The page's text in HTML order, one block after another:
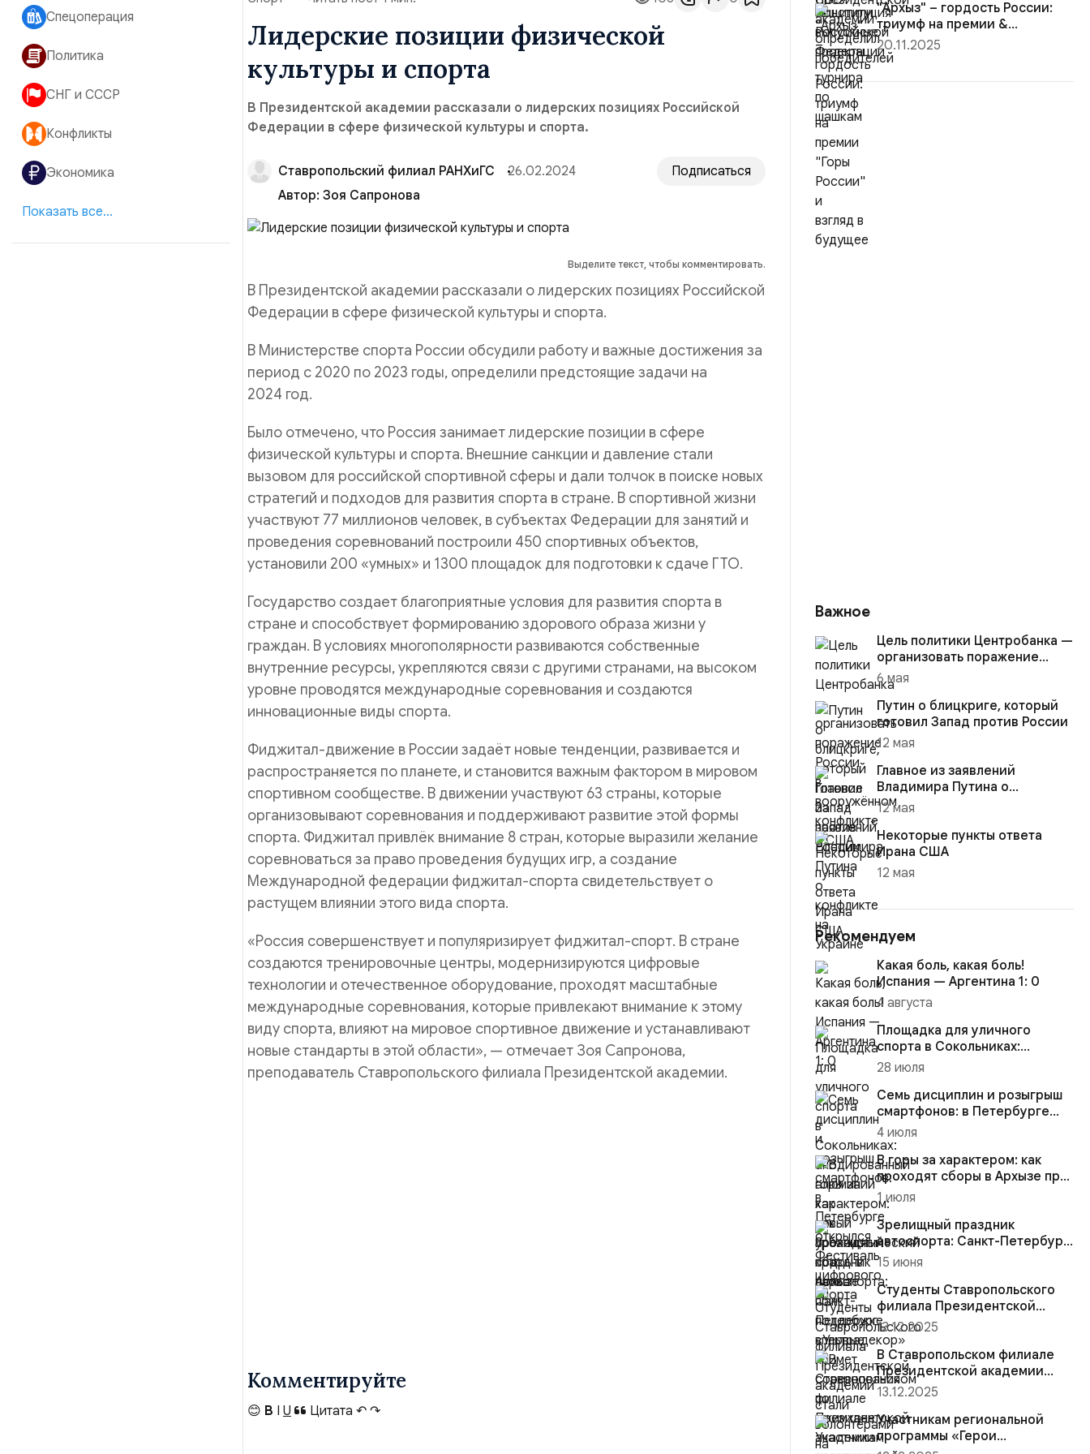
Спецоперация
Политика
СНГ и СССР
Конфликты
Экономика
Показать все...
Лидерские позиции физической
культуры и спорта
В Президентской академии рассказали о лидерских позициях Российской
Федерации в сфере физической культуры и спорта.
Ставропольский филиал РАНХиГС 26.02.2024
Подписаться
Автор: Зоя Сапронова
Выделите текст, чтобы комментировать.
В Президентской академии рассказали о лидерских позициях Российской
Федерации в сфере физической культуры и спорта.
В Министерстве спорта России обсудили работу и важные достижения за
период с 2020 по 2023 годы, определили предстоящие задачи на
2024 год.
Было отмечено, что Россия занимает лидерские позиции в сфере
физической культуры и спорта. Внешние санкции и давление стали
вызовом для российской спортивной сферы и дали толчок в поиске новых
стратегий и подходов для развития спорта в стране. В спортивной жизни
участвуют 77 миллионов человек, в субъектах Федерации для занятий и
проведения соревнований построили 450 спортивных объектов,
установили 200 «умных» и 1300 площадок для подготовки к сдаче ГТО.
Государство создает благоприятные условия для развития спорта в
стране и способствует формированию здорового образа жизни у
граждан. В условиях многополярности развиваются собственные
внутренние ресурсы, укрепляются связи с другими странами, на высоком
уровне проводятся международные соревнования и создаются
инновационные виды спорта.
Фиджитал-движение в России задаёт новые тенденции, развивается и
распространяется по планете, и становится важным фактором в мировом
спортивном сообществе. В движении участвуют 63 страны, которые
организовывают соревнования и поддерживают развитие этой формы
спорта. Фиджитал привлёк внимание 8 стран, которые выразили желание
соревноваться за право проведения будущих игр, а создание
Международной федерации фиджитал-спорта свидетельствует о
растущем влиянии этого вида спорта.
«Россия совершенствует и популяризирует фиджитал-спорт. В стране
создаются тренировочные центры, модернизируются цифровые
технологии и отечественное оборудование, проходят масштабные
международные соревнования, которые привлекают внимание к этому
виду спорта, влияют на мировое спортивное движение и устанавливают
новые стандарты в этой области», — отмечает Зоя Сапронова,
преподаватель Ставропольского филиала Президентской академии.
Комментируйте
😊 B I U Цитата ↶ ↷
"Архыз" – гордость России:
триумф на премии &...
20.11.2025
Важное
Цель политики Центробанка —
организовать поражение
России в вооружённом
конфликте с США
6 мая
Путин о блицкриге, который
готовил Запад против России
12 мая
Главное из заявлений
Владимира Путина о
конфликте на Украине
12 мая
Некоторые пункты ответа
Ирана США
12 мая
Рекомендуем
Какая боль, какая боль!
Испания — Аргентина 1: 0
4 августа
Площадка для уличного
спорта в Сокольниках:
анодированный алюминий как
28 июля
Семь дисциплин и розыгрыш
смартфонов: в Петербурге
открылся Фестиваль цифров...
4 июля
В горы за характером: как
проходят сборы в Архызе при
поддержке «Ультрадекор...
1 июля
Зрелищный праздник
автоспорта: Санкт-Петербург
впервые примет
соревнования п...
15 июня
Студенты Ставропольского
филиала Президентской
академии стали волонтёрами
на...
13.12.2025
В Ставропольском филиале
Президентской академии
участники региональной
13.12.2025
Участникам региональной
программы «Герои